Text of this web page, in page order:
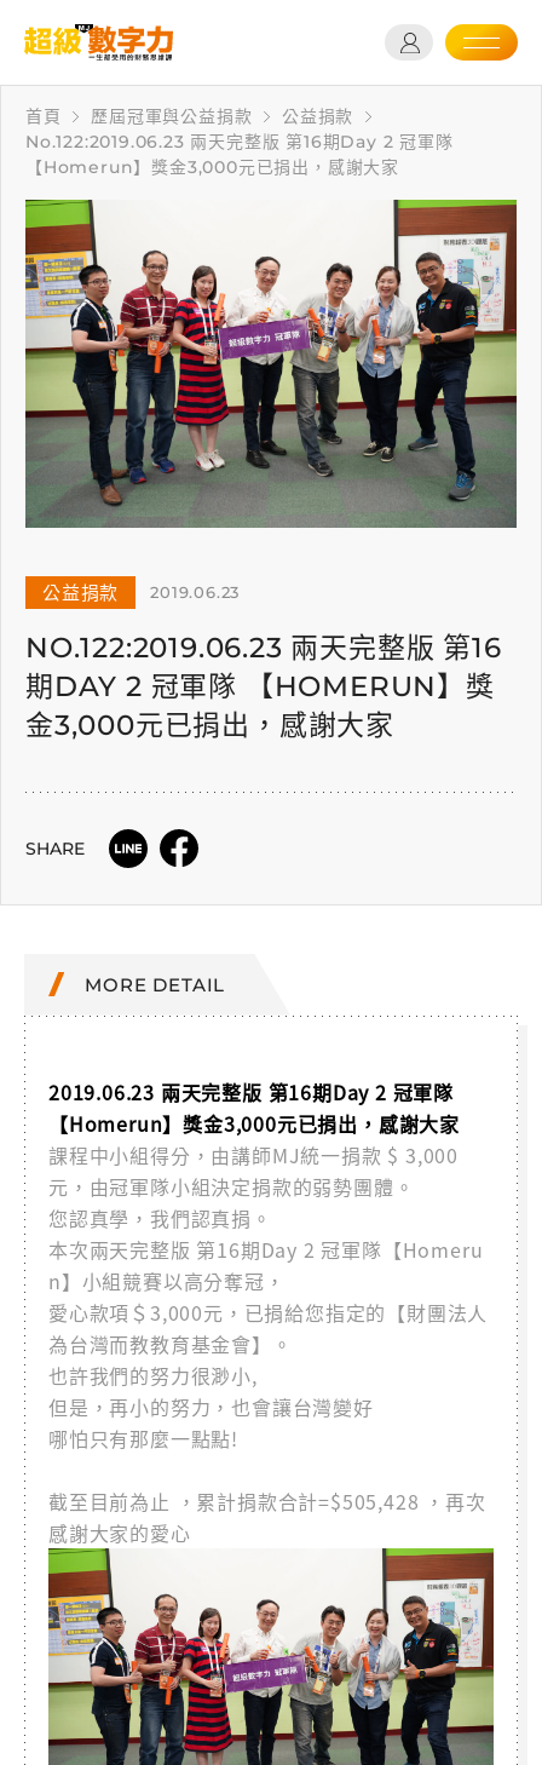
首頁 歷屆冠軍與公益捐款
公益捐款
No.122:2019.06.23 兩天完整版 第16期Day 2 冠軍隊
【Homerun】獎金3,000元已捐出，感謝大家
公益捐款 2019.06.23
NO.122:2019.06.23 兩天完整版 第16
期DAY 2 冠軍隊 【HOMERUN】獎
金3,000元已捐出，感謝大家
SHARE
MORE DETAIL
2019.06.23 兩天完整版 第16期Day 2 冠軍隊
【Homerun】獎金3,000元已捐出，感謝大家
課程中小組得分，由講師MJ統一捐款 $ 3,000
元，由冠軍隊小組決定捐款的弱勢團體。
您認真學，我們認真捐。
本次兩天完整版 第16期Day 2 冠軍隊【Homeru
n】小組競賽以高分奪冠，
愛心款項＄3,000元，已捐給您指定的【財團法人
為台灣而教教育基金會】。
也許我們的努力很渺小,
但是，再小的努力，也會讓台灣變好
哪怕只有那麼一點點!
截至目前為止 ，累計捐款合計=$505,428 ，再次
感謝大家的愛心